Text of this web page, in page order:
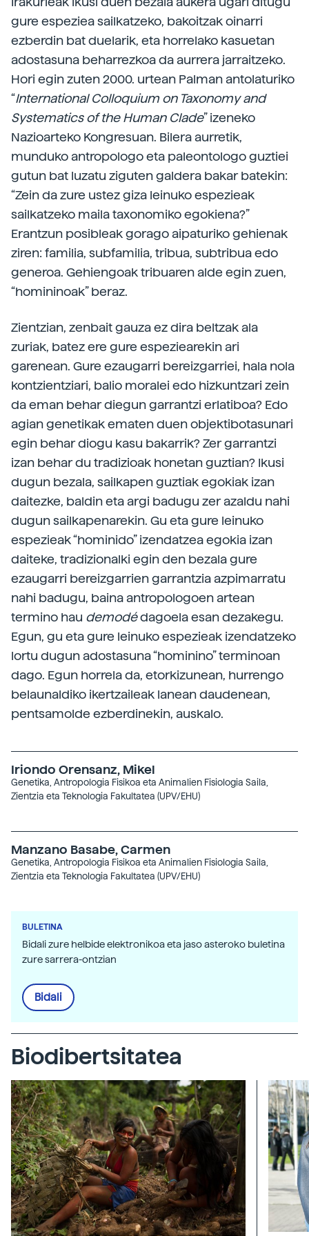
gure espeziea sailkatzeko, bakoitzak oinarri
ezberdin bat duelarik, eta horrelako kasuetan
adostasuna beharrezkoa da aurrera jarraitzeko.
Hori egin zuten 2000. urtean Palman antolaturiko
“International Colloquium on Taxonomy and
Systematics of the Human Clade” izeneko
Nazioarteko Kongresuan. Bilera aurretik,
munduko antropologo eta paleontologo guztiei
gutun bat luzatu ziguten galdera bakar batekin:
“Zein da zure ustez giza leinuko espezieak
sailkatzeko maila taxonomiko egokiena?”
Erantzun posibleak gorago aipaturiko gehienak
ziren: familia, subfamilia, tribua, subtribua edo
generoa. Gehiengoak tribuaren alde egin zuen,
“homininoak” beraz.
Zientzian, zenbait gauza ez dira beltzak ala
zuriak, batez ere gure espeziearekin ari
garenean. Gure ezaugarri bereizgarriei, hala nola
kontzientziari, balio moralei edo hizkuntzari zein
da eman behar diegun garrantzi erlatiboa? Edo
agian genetikak ematen duen objektibotasunari
egin behar diogu kasu bakarrik? Zer garrantzi
izan behar du tradizioak honetan guztian? Ikusi
dugun bezala, sailkapen guztiak egokiak izan
daitezke, baldin eta argi badugu zer azaldu nahi
dugun sailkapenarekin. Gu eta gure leinuko
espezieak “hominido” izendatzea egokia izan
daiteke, tradizionalki egin den bezala gure
ezaugarri bereizgarrien garrantzia azpimarratu
nahi badugu, baina antropologoen artean
termino hau demodédagoela esan dezakegu.
Egun, gu eta gure leinuko espezieak izendatzeko
lortu dugun adostasuna “hominino” terminoan
dago. Egun horrela da, etorkizunean, hurrengo
belaunaldiko ikertzaileak lanean daudenean,
pentsamolde ezberdinekin, auskalo.
Iriondo Orensanz, Mikel
Genetika, Antropologia Fisikoa eta Animalien Fisiologia Saila,
Zientzia eta Teknologia Fakultatea (UPV/EHU)
Manzano Basabe, Carmen
Genetika, Antropologia Fisikoa eta Animalien Fisiologia Saila,
Zientzia eta Teknologia Fakultatea (UPV/EHU)
BULETINA
Bidali zure helbide elektronikoa eta jaso asteroko buletina
zure sarrera-ontzian
Bidali
Biodibertsitatea